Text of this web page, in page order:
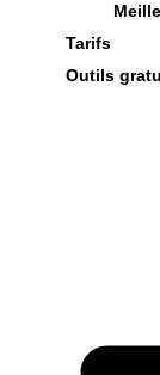
Tarifs
Outils